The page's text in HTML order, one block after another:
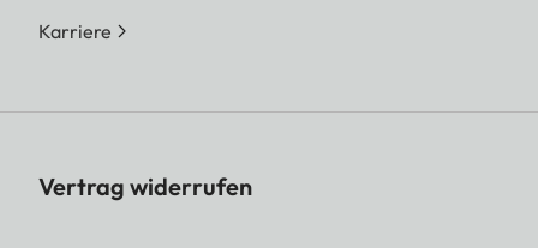
Karriere
Vertrag widerrufen